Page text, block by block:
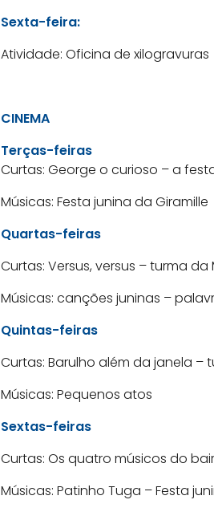
Sexta-feira:
Atividade: Oficina de xilogravuras
CINEMA
Terças-feiras
Curtas: George o curioso – a
Músicas: Festa junina da Giramille
Quartas-feiras
Curtas: Versus, versus – turma da
Músicas: canções juninas –
Quintas-feiras
Curtas: Barulho além da janela –
Músicas: Pequenos atos
Sextas-feiras
Curtas: Os quatro músicos do
Músicas: Patinho Tuga – Festa